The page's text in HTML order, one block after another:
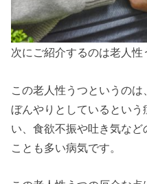
次にご紹介するのは老人性
この老人性うつというの
ぼんやりとしているという
い、食欲不振や吐き気な
ことも多い病気です。